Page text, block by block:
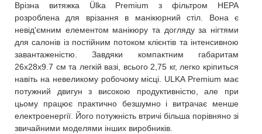
Врізна витяжка Ülka Premium з фільтром HEPA
розроблена для врізання в манікюрний стіл. Вона є
невід'ємним елементом манікюру та догляду за нігтями
для салонів із постійним потоком клієнтів та інтенсивною
завантаженістю. Завдяки компактним габаритам
26х28x9.7 см та легкій вазі, всього 2,75 кг, легко кріпиться
навіть на невеликому робочому місці. ULKA Premium має
потужний двигун з високою продуктивністю, але при
цьому працює практично безшумно і витрачає менше
електроенергії. Його потужність втричі більша порівняно зі
звичайними моделями інших виробників.